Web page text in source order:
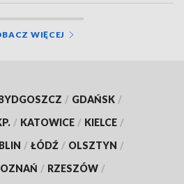
WIĘCEJ
/ GDAŃSK /
/ KATOWICE / KIELCE /
/ ŁÓDŹ / OLSZTYN /
/ RZESZÓW /